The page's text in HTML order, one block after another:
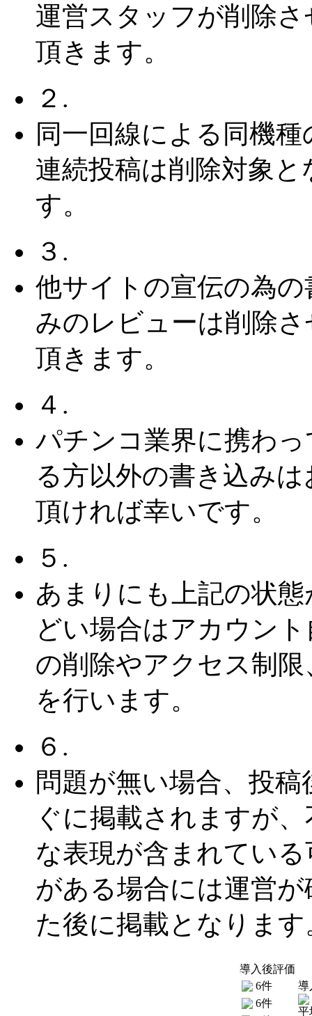
運営スタッフが削除さ
頂きます。
２.
同一回線による同機種
連続投稿は削除対象と
す。
３.
他サイトの宣伝の為の
みのレビューは削除さ
頂きます。
４.
パチンコ業界に携わっ
る方以外の書き込みは
頂ければ幸いです。
５.
あまりにも上記の状態
どい場合はアカウント
の削除やアクセス制限
を行います。
６.
問題が無い場合、投稿
ぐに掲載されますが
な表現が含まれている
がある場合には運営が
た後に掲載となります
導入後評価
6件
6件
導
平